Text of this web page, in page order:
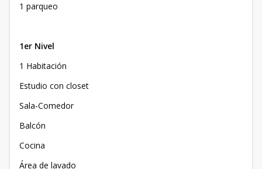
1 parqueo
1er Nivel
1 Habitación
Estudio con closet
Sala-Comedor
Balcón
Cocina
Área de lavado